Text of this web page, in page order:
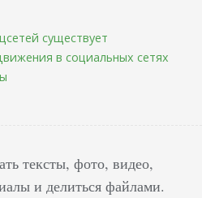
существует
в социальных сетях
тексты, фото, видео,
и делиться файлами.